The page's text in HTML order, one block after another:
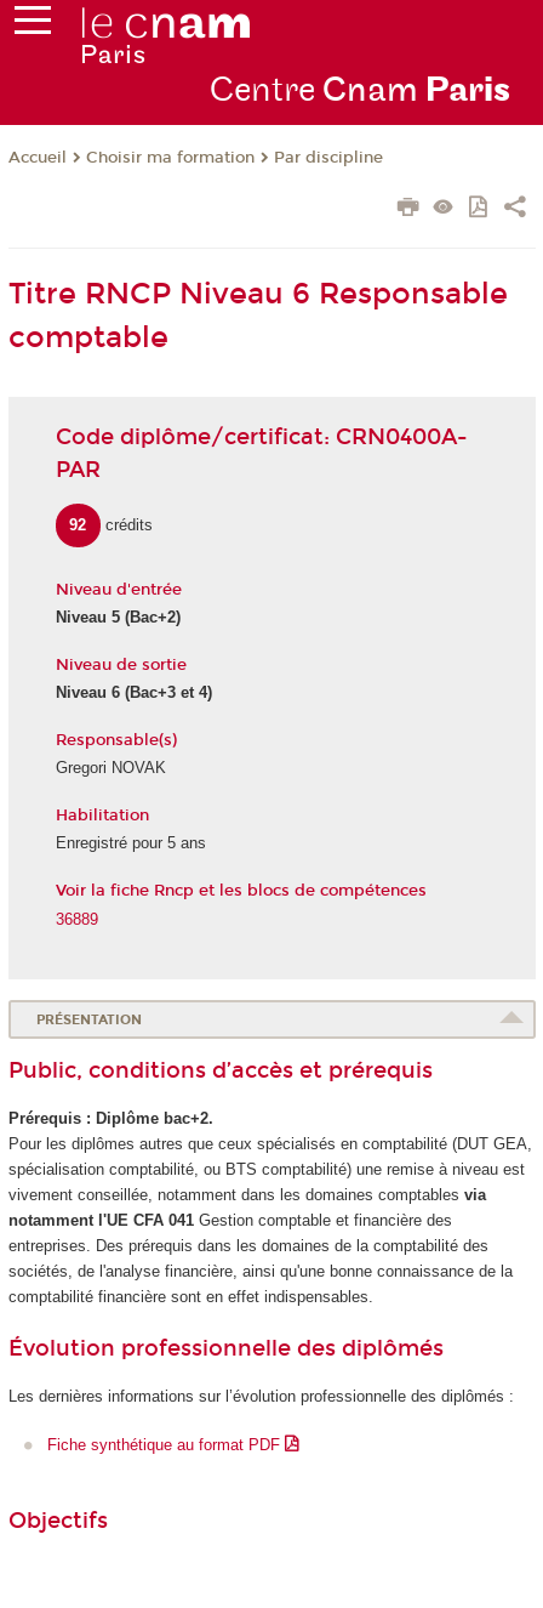
Centre Cnam Paris
Accueil Choisir ma formation Par discipline
Titre RNCP Niveau 6 Responsable
comptable
Code diplôme/certificat: CRN0400A-
PAR
92 crédits
Niveau d'entrée
Niveau 5(Bac+2)
Niveau de sortie
Niveau 6(Bac+3 et 4)
Responsable(s)
Gregori NOVAK
Habilitation
Enregistré pour 5 ans
Voir la fiche Rncp et les blocs de compétences
36889
PRÉSENTATION
Public, conditions d’accès et prérequis
Prérequis : Diplôme bac+2.
Pour les diplômes autres que ceux spécialisés en comptabilité (DUT GEA,
spécialisation comptabilité, ou BTS comptabilité) une remise à niveau est
vivement conseillée, notamment dans les domaines comptables via
notamment l'UE CFA 041 Gestion comptable et financière des
entreprises. Des prérequis dans les domaines de la comptabilité des
sociétés, de l'analyse financière, ainsi qu'une bonne connaissance de la
comptabilité financière sont en effet indispensables.
Évolution professionnelle des diplômés
Les dernières informations sur l’évolution professionnelle des diplômés :
Fiche synthétique au format PDF
Objectifs